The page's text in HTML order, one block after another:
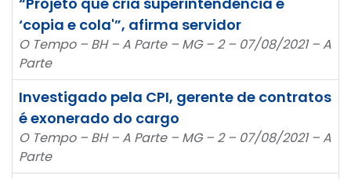
‘copia e cola'”, afirma servidor
O Tempo – BH – A Parte – MG – 2 – 07/08/2021 – A
Parte
Investigado pela CPI, gerente de contratos
é exonerado do cargo
O Tempo – BH – A Parte – MG – 2 – 07/08/2021 – A
Parte